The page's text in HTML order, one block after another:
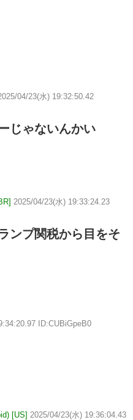
04/23(水) 19:32:50.42
じゃないんかい
2025/04/23(水) 19:33:24.23
ンプ関税から目をそ
ID:CUBiGpeB0
[US] 2025/04/23(水) 19:36:04.43